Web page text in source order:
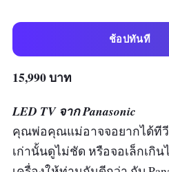
ช้อปทันที
15,990 บาท
LED TV จาก Panasonic
คุณพ่อคุณแม่อาจจอยากได้ทีวี
เก่านั้นดูไม่ชัด หรือจอเล็กเกิน